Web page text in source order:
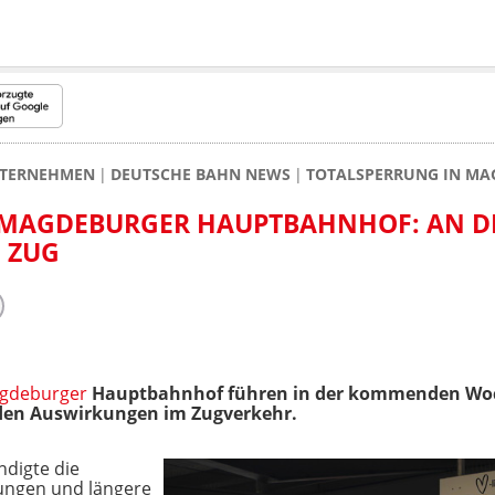
DEUTSCHE BAHN NEWS TOTALSPERRUNG IN
HAUPTBAHNHOF: AN
Hauptbahnhof führen in der kommenden
Auswirkungen im Zugverkehr.
die
und längere